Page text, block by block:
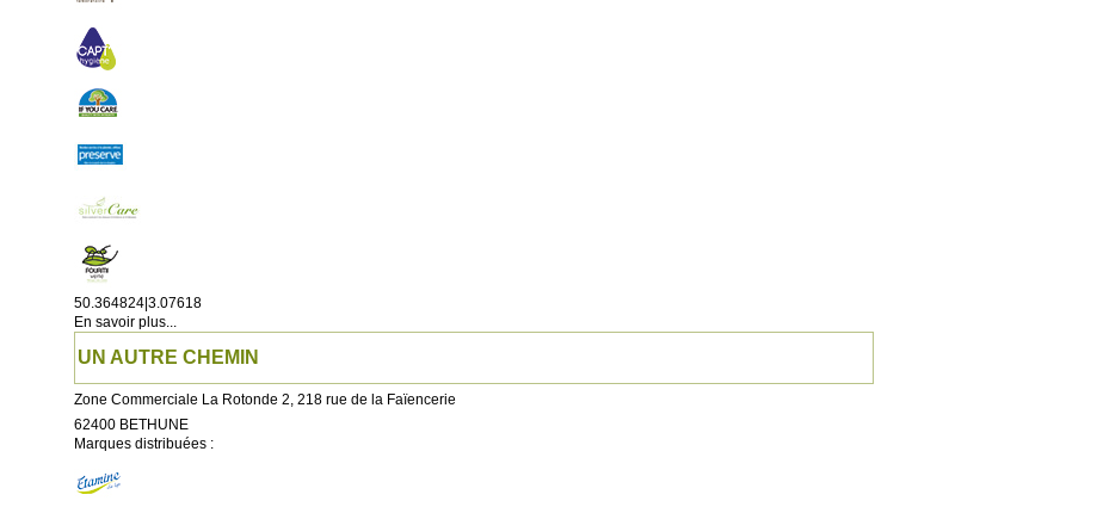
50.364824|3.07618
En savoir plus...
UN AUTRE CHEMIN
Zone Commerciale La Rotonde 2, 218 rue de la Faïencerie
62400 BETHUNE
Marques distribuées :